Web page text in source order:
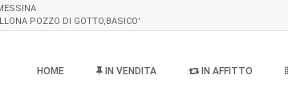
POZZO DI GOTTO,BASICO'
HOME IN VENDITA IN AFFITTO